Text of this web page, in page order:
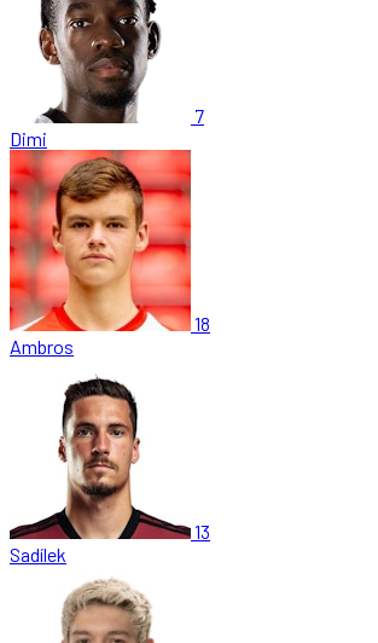
7
Dimi
18
Ambros
13
Sadílek